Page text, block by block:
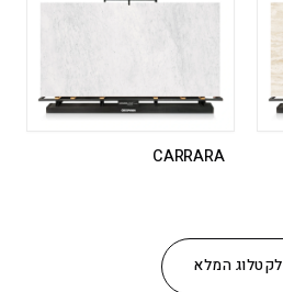
CARRARA
לקטלוג המלא